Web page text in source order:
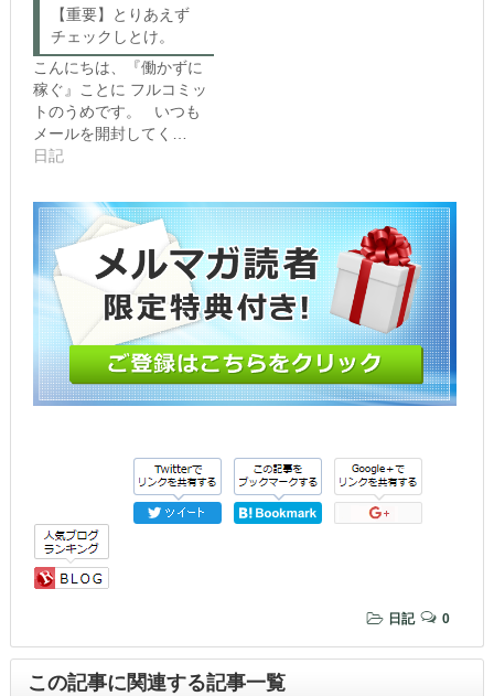
(新
し
い
ウ
ィ
ン
ド
ウ
で
開
く
だ
さ
い
(新
し
い
ウ
ィ
ン
開
き
ま
【重要】とりあえず
チェックしとけ。
こんにちは、『働かずに
稼ぐ』ことに フルコミッ
トのうめです。 いつも
メールを開封してく…
日記
日記 0
この記事に関連する記事一覧